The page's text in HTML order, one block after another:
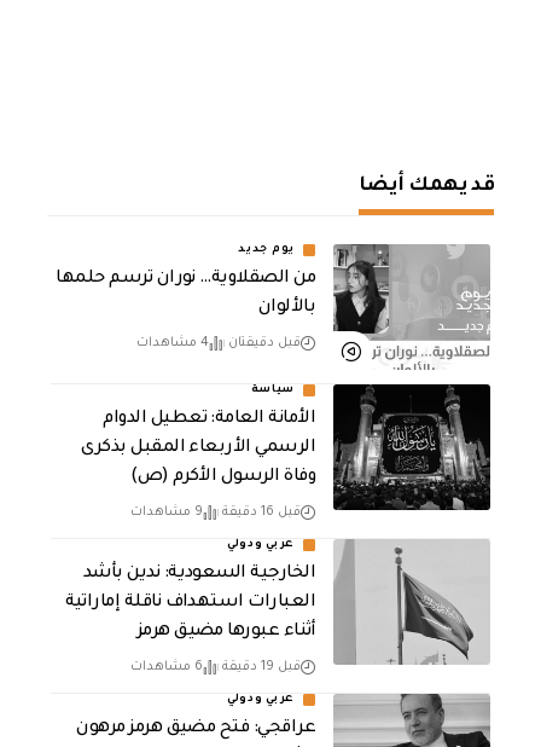
قد يهمك أيضا
يوم جديد
من الصقلاوية… نوران ترسم حلمها
بالألوان
قبل دقيقتان 4 مشاهدات
سياسة
الأمانة العامة: تعطيل الدوام
الرسمي الأربعاء المقبل بذكرى
وفاة الرسول الأكرم (ص)
قبل 16 دقيقة 9 مشاهدات
عربي ودولي
‏الخارجية السعودية: ندين بأشد
العبارات استهداف ناقلة إماراتية
أثناء عبورها مضيق هرمز
قبل 19 دقيقة 6 مشاهدات
عربي ودولي
عراقجي: فتح مضيق هرمز مرهون